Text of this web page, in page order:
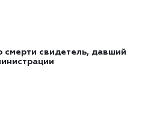
смерти свидетель, давший